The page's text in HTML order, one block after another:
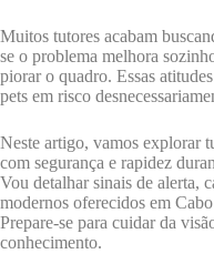
Muitos tutores acabam
se o problema melhora
piorar o quadro. Essas
pets em risco
Neste artigo, vamos explorar
com segurança e rapidez
Vou detalhar sinais de alerta,
modernos oferecidos em
Prepare-se para cuidar da
conhecimento.